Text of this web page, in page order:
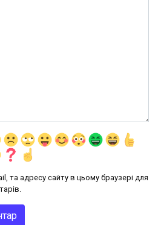
та адресу сайту в цьому браузері для